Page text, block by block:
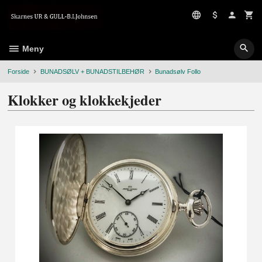
Meny
Forside BUNADSØLV + BUNADSTILBEHØR Bunadsølv Follo
Klokker og klokkekjeder